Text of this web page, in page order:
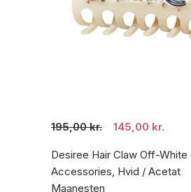
195,00 kr. 145,00 kr.
Desiree Hair Claw Off-White
Accessories, Hvid / Acetat
Maanesten